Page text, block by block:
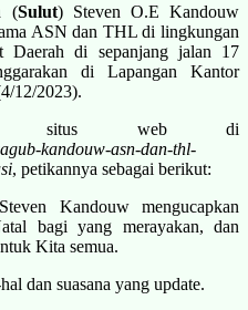
(Sulut) Steven O.E Kandouw
ASN dan THL di lingkungan
Daerah di sepanjang jalan 17
di Lapangan Kantor
12/2023).
situs web di
kandouw-asn-dan-thl-
, petikannya sebagai berikut:
Kandouw mengucapkan
bagi yang merayakan, dan
Kita semua.
dan suasana yang update.